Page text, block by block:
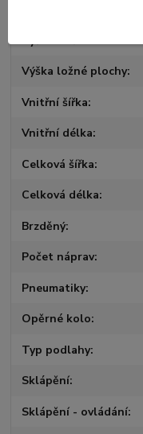
Výška ložné plochy
Vnitřní šířka
Vnitřní délka
Celková šířka
Celková délka
Brzděný
Počet náprav
Pneumatiky
Opěrné kolo
Typ podlahy
Sklápění
Sklápění - ovládání